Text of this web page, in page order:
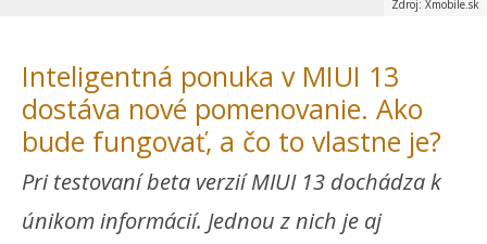
Zdroj: Xmobile.sk
Inteligentná ponuka v MIUI 13
dostáva nové pomenovanie. Ako
bude fungovať, a čo to vlastne je?
Pri testovaní beta verzií MIUI 13 dochádza k
únikom informácií. Jednou z nich je aj